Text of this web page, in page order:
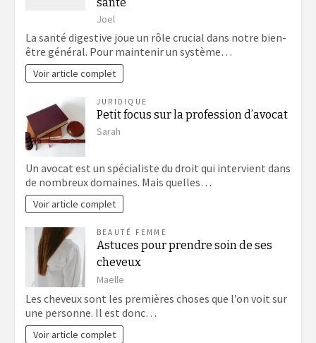
Joel
La santé digestive joue un rôle crucial dans notre bien-
être général. Pour maintenir un système…
Voir article complet
JURIDIQUE
Petit focus sur la profession d’avocat
Sarah
Un avocat est un spécialiste du droit qui intervient dans
de nombreux domaines. Mais quelles…
Voir article complet
BEAUTÉ FEMME
Astuces pour prendre soin de ses
cheveux
Maelle
Les cheveux sont les premières choses que l’on voit sur
une personne. Il est donc…
Voir article complet